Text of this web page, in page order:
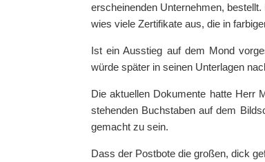
erscheinenden Unternehmen,
wies viele Zertifikate aus, die in
Ist ein Ausstieg auf dem Mond
würde später in seinen Unterlagen
Die aktuellen Dokumente hatte Herr
stehenden Buchstaben auf dem
gemacht zu sein.
Dass der Postbote die großen, dick